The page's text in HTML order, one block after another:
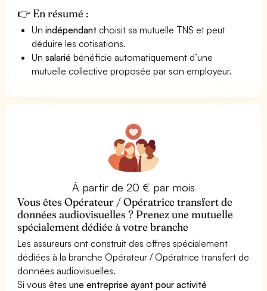
👉 En résumé :
Unindépendant choisit sa mutuelle TNS et peut
déduire les cotisations.
Unsalarié bénéficie automatiquement d’une
mutuelle collective proposée par son employeur.
À partir de 20 € par mois
Vous êtes Opérateur / Opératrice transfert de
données audiovisuelles ? Prenez une mutuelle
spécialement dédiée à votre branche
Les assureurs ont construit des offres spécialement
dédiées à la branche Opérateur / Opératrice transfert de
données audiovisuelles.
Si vous êtesune entreprise ayant pour activité